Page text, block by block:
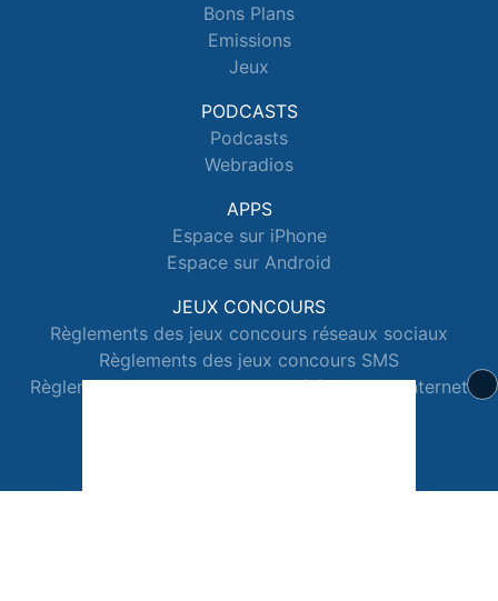
Bons Plans
Emissions
Jeux
PODCASTS
Podcasts
Webradios
APPS
Espace sur iPhone
Espace sur Android
JEUX CONCOURS
Règlements des jeux concours réseaux sociaux
Règlements des jeux concours SMS
Règlements des jeux concours téléphone et internet